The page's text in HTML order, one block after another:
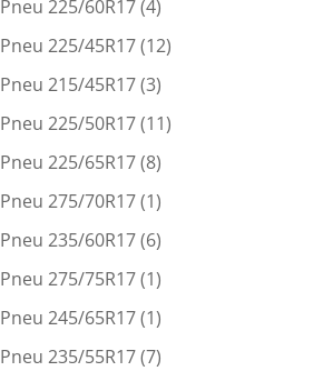
Pneu 225/60R17(4)
Pneu 225/45R17(12)
Pneu 215/45R17(3)
Pneu 225/50R17(11)
Pneu 225/65R17(8)
Pneu 275/70R17(1)
Pneu 235/60R17(6)
Pneu 275/75R17(1)
Pneu 245/65R17(1)
Pneu 235/55R17(7)